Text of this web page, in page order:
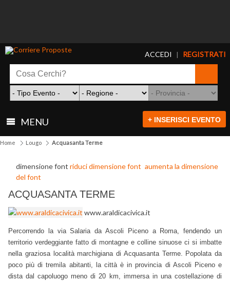
ACCEDI | REGISTRATI
MENU + INSERISCI EVENTO
Home Lougo Acquasanta Terme
dimensione font riduci dimensione font aumenta la dimensione
del font
ACQUASANTA TERME
www.araldicacivica.it
Percorrendo la via Salaria da Ascoli Piceno a Roma, fendendo un
territorio verdeggiante fatto di montagne e colline sinuose ci si imbatte
nella graziosa località marchigiana di Acquasanta Terme. Popolata da
poco più di tremila abitanti, la città è in provincia di Ascoli Piceno e
dista dal capoluogo meno di 20 km, immersa in una costellazione di